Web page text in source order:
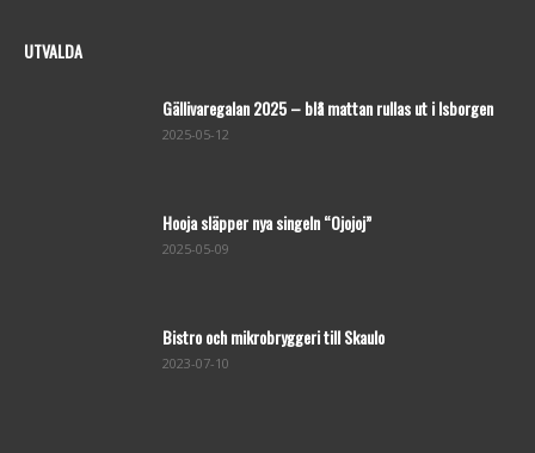
UTVALDA
Gällivaregalan 2025 – blå mattan rullas ut i Isborgen
2025-05-12
Hooja släpper nya singeln “Ojojoj”
2025-05-09
Bistro och mikrobryggeri till Skaulo
2023-07-10